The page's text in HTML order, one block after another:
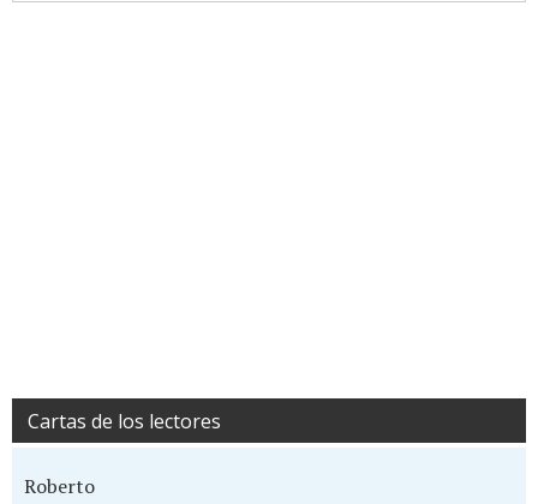
Cartas de los lectores
Roberto